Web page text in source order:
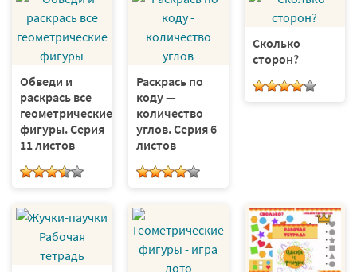
Обведи и
раскрась все
геометрические
фигуры. Серия
11 листов
Раскрась по
коду —
количество
углов. Серия 6
листов
Сколько
сторон?